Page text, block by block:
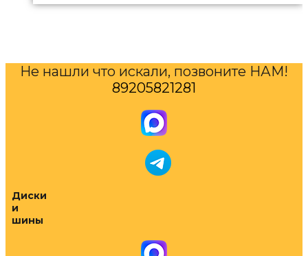
Не нашли что искали, позвоните НАМ!
89205821281
Диски
и
шины